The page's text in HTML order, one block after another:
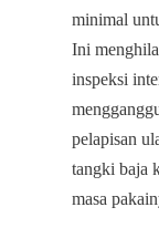
minimal
Ini
inspeksi
pelapisan
tangki baja
masa